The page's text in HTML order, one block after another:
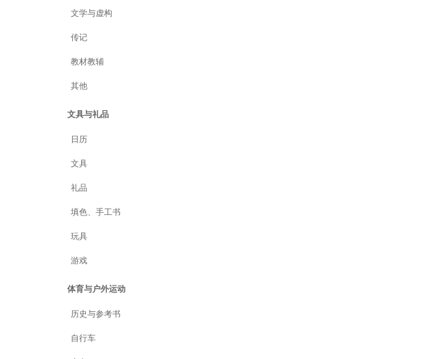
文学与虚构
传记
教材教辅
其他
文具与礼品
日历
文具
礼品
填色、手工书
玩具
游戏
体育与户外运动
历史与参考书
自行车